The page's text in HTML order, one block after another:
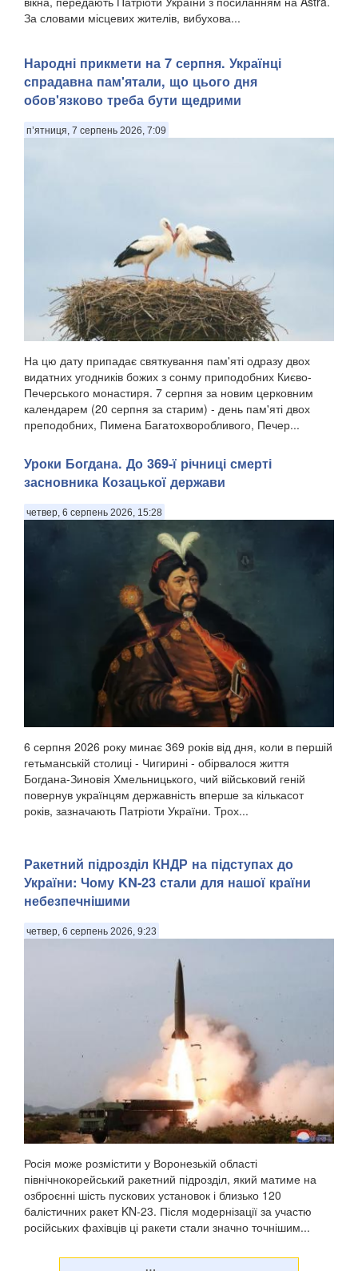
За словами місцевих жителів, вибухова...
Народні прикмети на 7 серпня. Українці
спрадавна пам'ятали, що цього дня
обов'язково треба бути щедрими
п’ятниця, 7 серпень 2026, 7:09
На цю дату припадає святкування пам'яті одразу двох
видатних угодників божих з сонму приподобних Києво-
Печерського монастиря. 7 серпня за новим церковним
календарем (20 серпня за старим) - день пам'яті двох
преподобних, Пимена Багатохворобливого, Печер...
Уроки Богдана. До 369-ї річниці смерті
засновника Козацької держави
четвер, 6 серпень 2026, 15:28
6 серпня 2026 року минає 369 років від дня, коли в першій
гетьманській столиці - Чигирині - обірвалося життя
Богдана-Зиновія Хмельницького, чий військовий геній
повернув українцям державність вперше за кількасот
років, зазначають Патріоти України. Трох...
Ракетний підрозділ КНДР на підступах до
України: Чому KN-23 стали для нашої країни
небезпечнішими
четвер, 6 серпень 2026, 9:23
Росія може розмістити у Воронезькій області
північнокорейський ракетний підрозділ, який матиме на
озброєнні шість пускових установок і близько 120
балістичних ракет KN-23. Після модернізації за участю
російських фахівців ці ракети стали значно точнішим...